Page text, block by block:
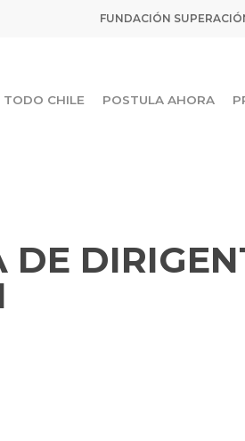
FUNDACIÓN
TODO CHILE POSTULA AHORA
DE